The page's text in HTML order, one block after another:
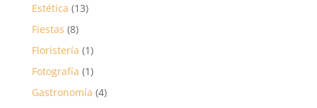
Estética (13)
Fiestas (8)
Floristería (1)
Fotografía (1)
Gastronomía (4)